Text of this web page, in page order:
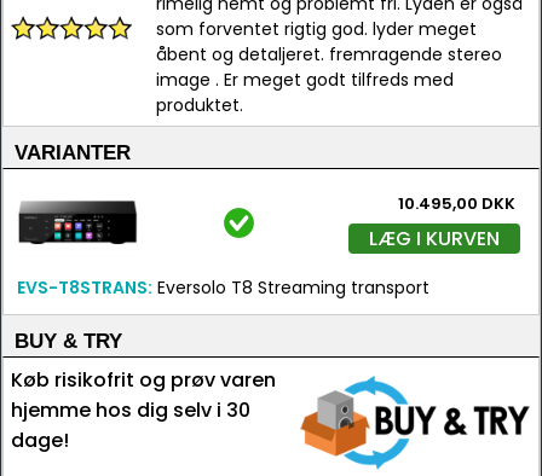
som forventet rigtig god. lyder meget
åbent og detaljeret. fremragende stereo
image . Er meget godt tilfreds med
produktet.
VARIANTER
10.495,00 DKK
LÆG I KURVEN
EVS-T8STRANS: Eversolo T8 Streaming transport
BUY & TRY
Køb risikofrit og prøv varen
hjemme hos dig selv i 30
dage!